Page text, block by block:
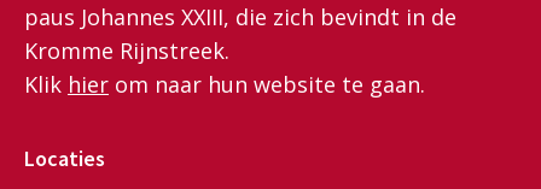
paus Johannes XXIII, die zich bevindt in de
Kromme Rijnstreek.
Klik hier om naar hun website te gaan.
Locaties